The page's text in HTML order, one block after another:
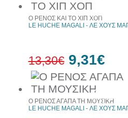
έκπτωση
30%
έκπτωση
web
Ο ΡΕΝΟΣ ΚΑΙ ΤΟ ΧΙΠ ΧΟΠ
LE HUCHE MAGALI - ΛΕ ΧΟΥΣ
13,30€ 9,31€
Ο ΡΕΝΟΣ ΑΓΑΠΑ ΤΗ ΜΟΥΣΙΚΗ
LE HUCHE MAGALI - ΛΕ ΧΟΥΣ